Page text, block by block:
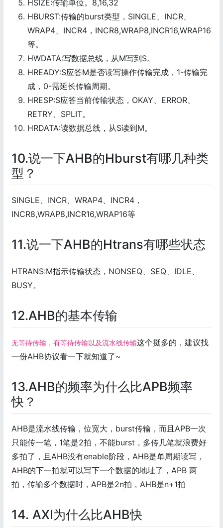
HSIZE:传输单位。8,16,32
HBURST:传输的burst类型，SINGLE、INCR、
WRAP4、INCR4，INCR8,WRAP8,INCR16,WRAP16
等。
HWDATA:写数据总线，从M写到S。
HREADY:S应答M是否读写操作传输完成，1-传输完
成，0-需延长传输周期。
HRESP:S应答当前传输状态，OKAY、ERROR、
RETRY、SPLIT。
HRDATA:读数据总线，从S读到M。
10.说一下AHB的Hburst有哪几种类
型？
SINGLE、INCR、WRAP4、INCR4，
INCR8,WRAP8,INCR16,WRAP16等
11.说一下AHB的Htrans有哪些状态
HTRANS:M指示传输状态，NONSEQ、SEQ、IDLE、
BUSY。
12.AHB的基本传输
无等待传输，有等待传输以及流水线传输这个挺多的，建议找
一份AHB协议看一下就知道了~
13.AHB的频率为什么比APB频率
快？
AHB是流水线传输，位宽大，burst传输，而且APB一次
只能传一笔，1笔是2拍，不能burst，多传几笔就浪费好
多拍了，且AHB没有enable阶段，AHB是单周期读写，
AHB的下一拍就可以写下一个数据的地址了，APB 两
拍，传输多个数据时，APB是2n拍，AHB是n+1拍
14. AXI为什么比AHB快